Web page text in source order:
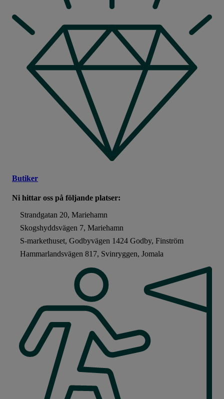
Butiker
Ni hittar oss på följande platser:
Strandgatan 20, Mariehamn
Skogshyddsvägen 7, Mariehamn
S-markethuset, Godbyvägen 1424 Godby, Finström
Hammarlandsvägen 817, Svinryggen, Jomala